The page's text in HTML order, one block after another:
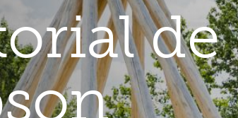
Chasse et pêche
Accessibilité
Ressources
Camping
de